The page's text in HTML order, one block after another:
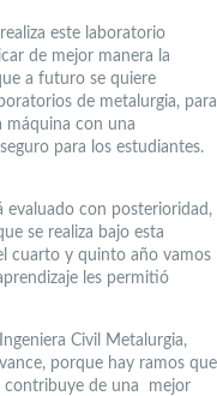
este laboratorio
de mejor manera la
a futuro se quiere
de metalurgia, para
máquina con una
para los estudiantes.
evaluado con posterioridad,
se realiza bajo esta
cuarto y quinto año vamos
les permitió
Civil Metalurgia,
porque hay ramos que
contribuye de una mejor